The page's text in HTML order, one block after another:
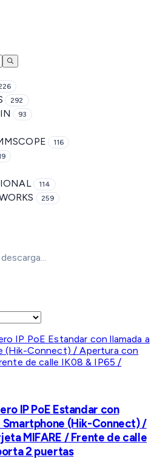
292
93
116
114
259
IP PoE Estandar con
Smartphone (Hik-Connect) /
MIFARE / Frente de calle
2 puertas